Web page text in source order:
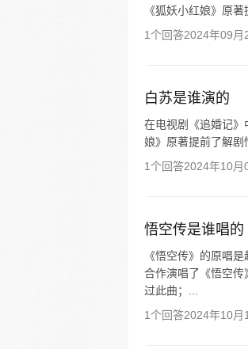
《狐妖小红娘》原著
1个回答2024年09月
白苏是谁演的
在电视剧《追婚记
娘》原著提前了解剧
1个回答2024年10月
悟空传是谁唱的
《悟空传》的原唱
合作演唱了《悟空
过此曲；...
1个回答2024年10月